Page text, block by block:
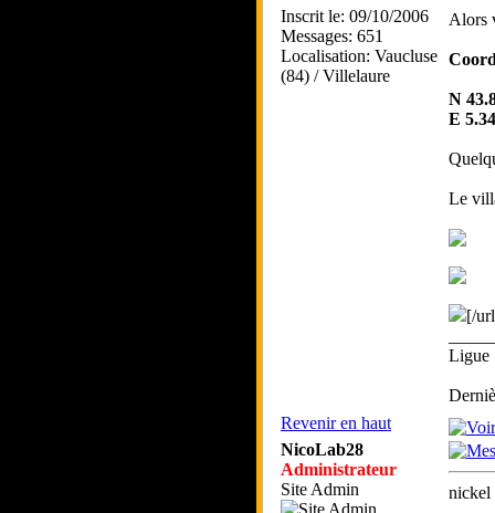
Inscrit le: 09/10/2006
Messages: 651
Localisation: Vaucluse
(84) / Villelaure
Alors
N
E
Le
[/
Ligue
Revenir en haut
NicoLab28
Administrateur
Site Admin
nickel